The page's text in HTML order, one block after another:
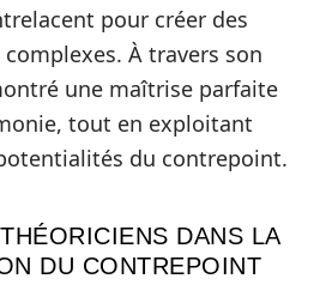
pour créer des
À travers son
une maîtrise parfaite
tout en exploitant
du contrepoint.
DANS LA
DU CONTREPOINT